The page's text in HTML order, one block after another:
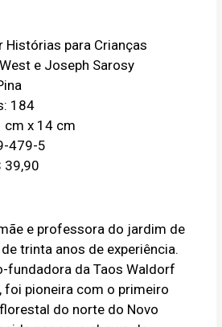
Histórias para Crianças
e Joseph Sarosy
184
cm x 14 cm
479-5
39,90
e professora do jardim de
trinta anos de experiência.
fundadora da Taos Waldorf
foi pioneira com o primeiro
do norte do Novo